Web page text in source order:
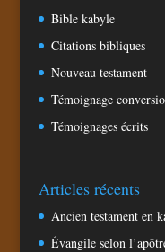
Bible kabyle
Citations bibliques
Nouveau testament
Témoignage
Témoignages écrits
Articles récents
Ancien testament en
Évangile selon